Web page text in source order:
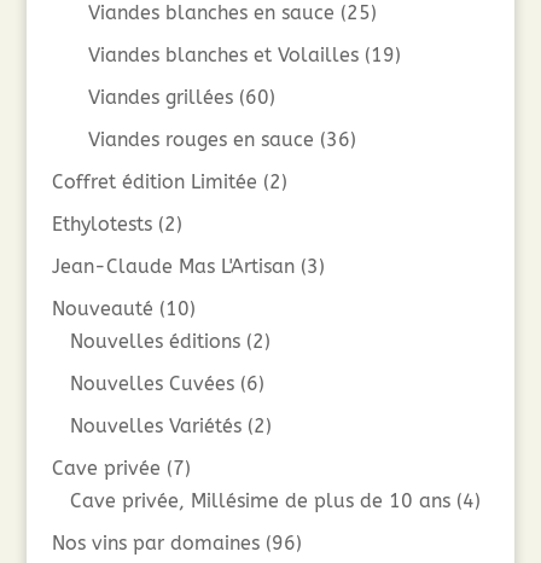
Viandes blanches en sauce (25)
Viandes blanches et Volailles (19)
Viandes grillées (60)
Viandes rouges en sauce (36)
Coffret édition Limitée (2)
Ethylotests (2)
Jean-Claude Mas L'Artisan (3)
Nouveauté (10)
Nouvelles éditions (2)
Nouvelles Cuvées (6)
Nouvelles Variétés (2)
Cave privée (7)
Cave privée, Millésime de plus de 10 ans (4)
Nos vins par domaines (96)